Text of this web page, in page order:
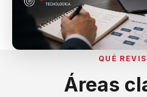
QUÉ
Áreas